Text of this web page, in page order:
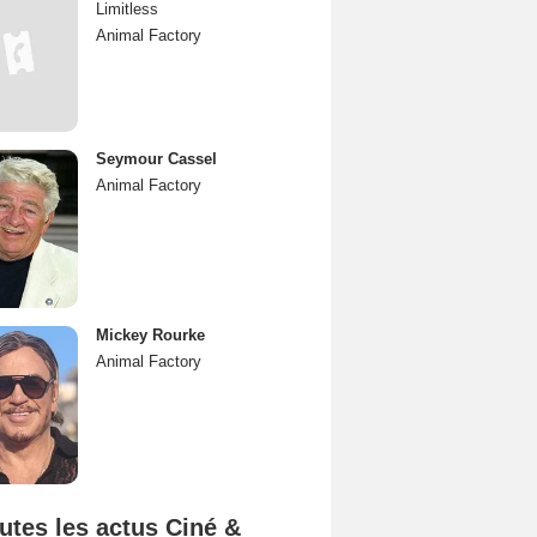
Limitless
Animal Factory
Seymour Cassel
Animal Factory
Mickey Rourke
Animal Factory
les actus Ciné &